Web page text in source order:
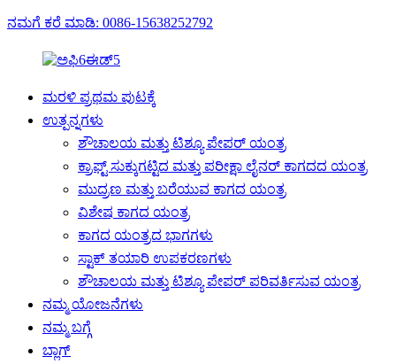
ನಮಗೆ ಕರೆ ಮಾಡಿ: 0086-15638252792
ಮರಳಿ ಪ್ರಥಮ ಪುಟಕ್ಕೆ
ಉತ್ಪನ್ನಗಳು
ಶೌಚಾಲಯ ಮತ್ತು ಟಿಶ್ಯೂ ಪೇಪರ್ ಯಂತ್ರ
ಕ್ರಾಫ್ಟ್ ಸುಕ್ಕುಗಟ್ಟಿದ ಮತ್ತು ಪರೀಕ್ಷಾ ಲೈನರ್ ಕಾಗದದ ಯಂತ್ರ
ಮುದ್ರಣ ಮತ್ತು ಬರೆಯುವ ಕಾಗದ ಯಂತ್ರ
ವಿಶೇಷ ಕಾಗದ ಯಂತ್ರ
ಕಾಗದ ಯಂತ್ರದ ಭಾಗಗಳು
ಸ್ಟಾಕ್ ತಯಾರಿ ಉಪಕರಣಗಳು
ಶೌಚಾಲಯ ಮತ್ತು ಟಿಶ್ಯೂ ಪೇಪರ್ ಪರಿವರ್ತಿಸುವ ಯಂತ್ರ
ನಮ್ಮ ಯೋಜನೆಗಳು
ನಮ್ಮ ಬಗ್ಗೆ
ಬ್ಲಾಗ್